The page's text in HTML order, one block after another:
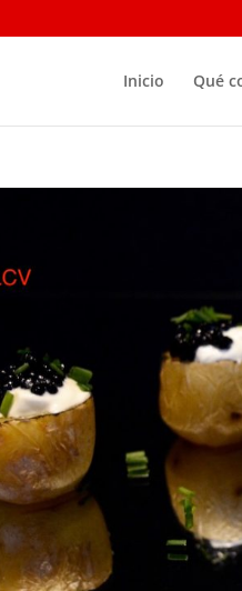
Inicio Qué